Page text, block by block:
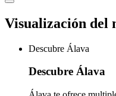
Visualización del
Descubre Álava
Descubre Álava